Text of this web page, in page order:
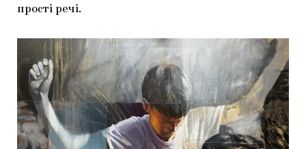
прості речі.